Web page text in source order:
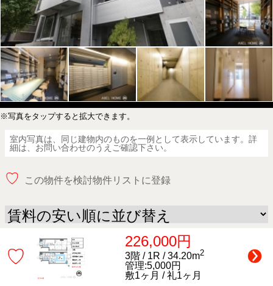
※写真をタップすると拡大できます。
室内写真は、同じ建物内のものを一例として表示しています。詳
細は、お問い合わせのうえご確認下さい。
♡ この物件を検討物件リストに登録
♡
226,000円
3階 / 1R / 34.20m2
管理:5,000円
敷1ヶ月 / 礼1ヶ月